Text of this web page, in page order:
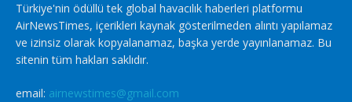
Türkiye'nin ödüllü tek global havacılık haberleri platformu
AirNewsTimes, içerikleri kaynak gösterilmeden alıntı yapılamaz
ve izinsiz olarak kopyalanamaz, başka yerde yayınlanamaz. Bu
sitenin tüm hakları saklıdır.
email: airnewstimes@gmail.com